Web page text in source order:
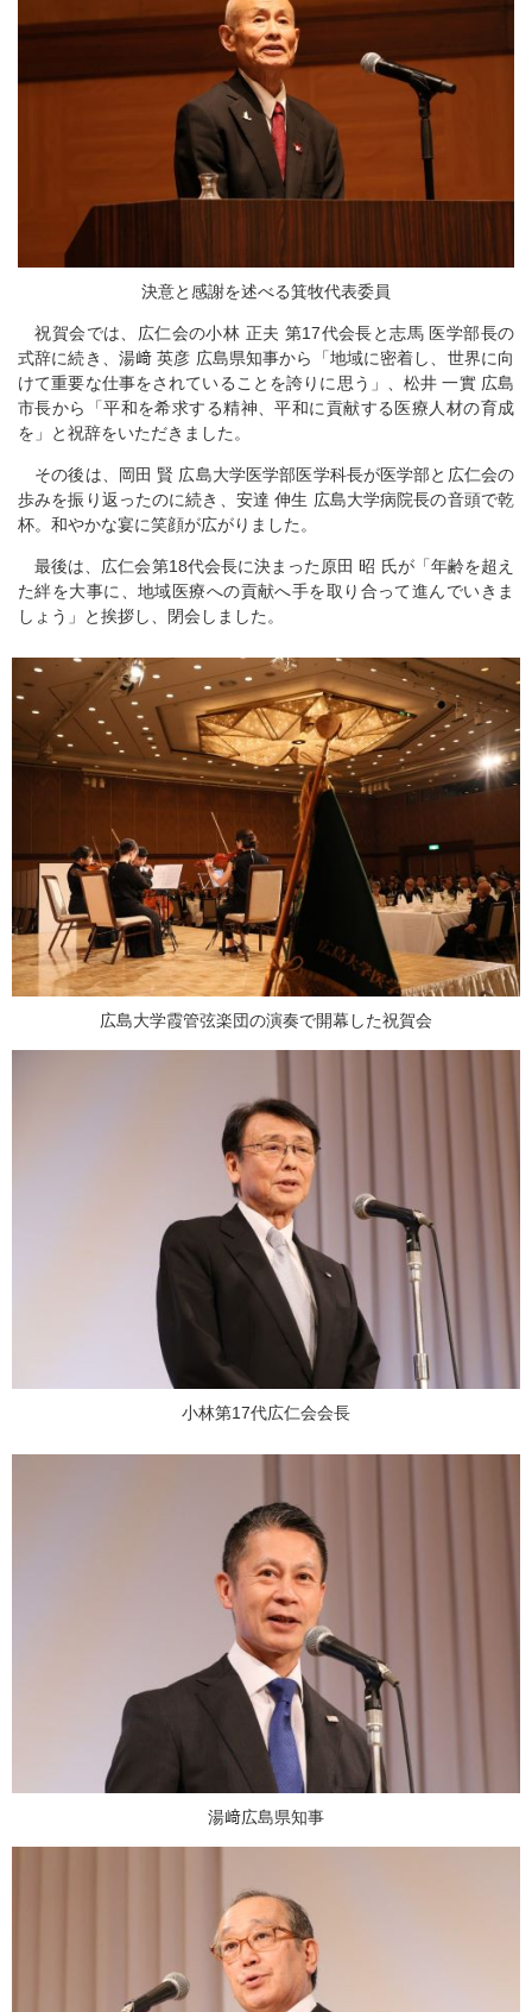
決意と感謝を述べる箕牧代表委員
祝賀会では、広仁会の小林 正夫 第17代会長と志馬 医学部長の
式辞に続き、湯﨑 英彦 広島県知事から「地域に密着し、世界に向
けて重要な仕事をされていることを誇りに思う」、松井 一實 広島
市長から「平和を希求する精神、平和に貢献する医療人材の育成
を」と祝辞をいただきました。
その後は、岡田 賢 広島大学医学部医学科長が医学部と広仁会の
歩みを振り返ったのに続き、安達 伸生 広島大学病院長の音頭で乾
杯。和やかな宴に笑顔が広がりました。
最後は、広仁会第18代会長に決まった原田 昭 氏が「年齢を超え
た絆を大事に、地域医療への貢献へ手を取り合って進んでいきま
しょう」と挨拶し、閉会しました。
広島大学霞管弦楽団の演奏で開幕した祝賀会
小林第17代広仁会会長
湯﨑広島県知事